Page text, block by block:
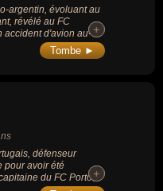
argentin, évoluant au
révélé au FC
accident d'avion au- +
+
Tombe ►
défenseur
pour avoir été
du FC Porto,+
+